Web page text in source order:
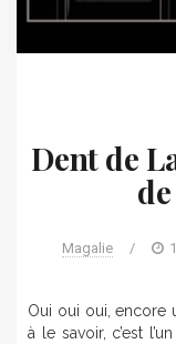
Dent de
Magalie /
Oui oui oui, encore
à le savoir, c’est